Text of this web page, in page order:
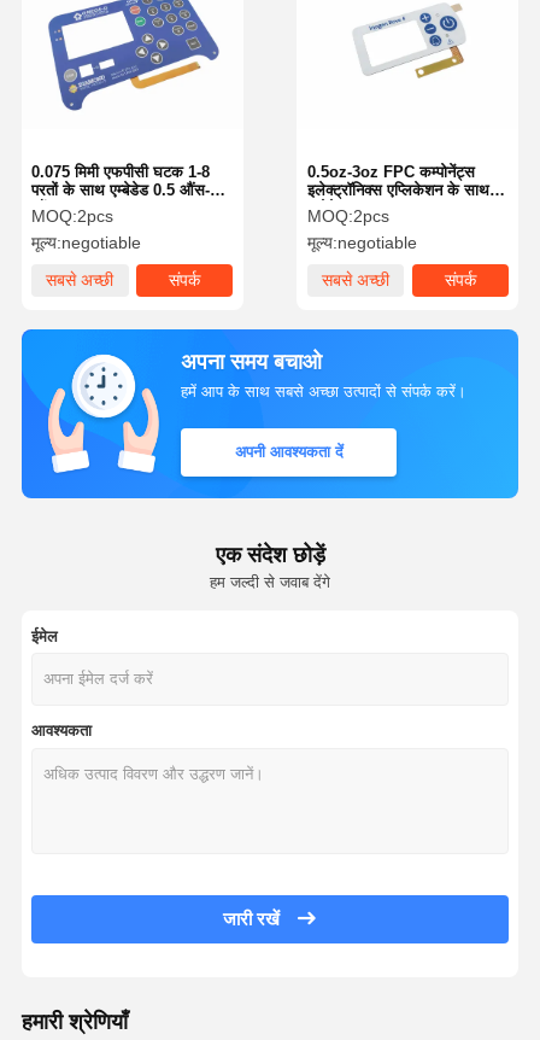
0.075 मिमी एफपीसी घटक 1-8
परतों के साथ एम्बेडेड 0.5 औंस-3
औंस
MOQ:2pcs
मूल्य:negotiable
सबसे अच्छी
संपर्क
0.5oz-3oz FPC कम्पोनेंट्स
इलेक्ट्रॉनिक्स एप्लिकेशन के साथ
एम्बेडेड
MOQ:2pcs
मूल्य:negotiable
सबसे अच्छी
संपर्क
अपना समय बचाओ
हमें आप के साथ सबसे अच्छा उत्पादों से संपर्क करें।
अपनी आवश्यकता दें
एक संदेश छोड़ें
हम जल्दी से जवाब देंगे
ईमेल
आवश्यकता
जारी रखें
हमारी श्रेणियाँ